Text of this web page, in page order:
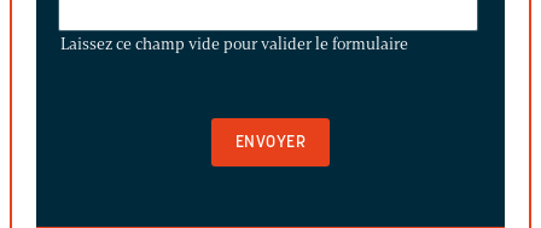
CHAMP
Laissez ce champ vide pour valider le formulaire